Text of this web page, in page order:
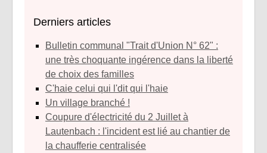
Derniers articles
Bulletin communal "Trait d'Union N° 62" :
une très choquante ingérence dans la liberté
de choix des familles
C'haie celui qui l'dit qui l'haie
Un village branché !
Coupure d'électricité du 2 Juillet à
Lautenbach : l'incident est lié au chantier de
la chaufferie centralisée